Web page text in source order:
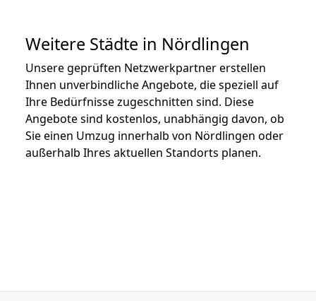
Weitere Städte in Nördlingen
Unsere geprüften Netzwerkpartner erstellen
Ihnen unverbindliche Angebote, die speziell auf
Ihre Bedürfnisse zugeschnitten sind. Diese
Angebote sind kostenlos, unabhängig davon, ob
Sie einen Umzug innerhalb von Nördlingen oder
außerhalb Ihres aktuellen Standorts planen.